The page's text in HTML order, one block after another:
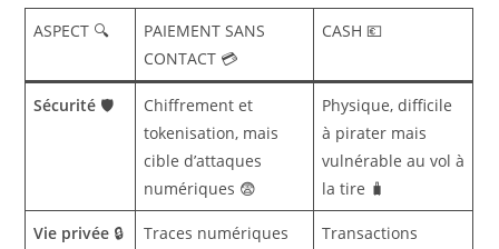
ASPECT 🔍
PAIEMENT SANS
CONTACT 💳
CASH 💶
Sécurité 🛡️
Chiffrement et
tokenisation, mais
cible d’attaques
numériques 😨
Physique, difficile
à pirater mais
vulnérable au vol à
la tire 🧳
Vie privée 🔒
Traces numériques
Transactions